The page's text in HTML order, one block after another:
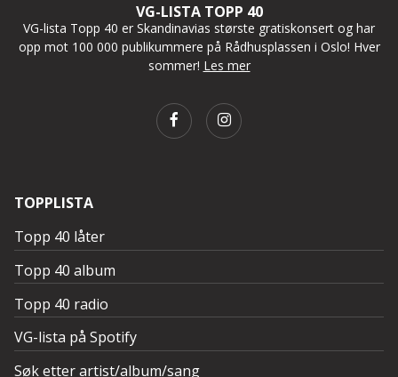
VG-LISTA TOPP 40
VG-lista Topp 40 er Skandinavias største gratiskonsert og har
opp mot 100 000 publikummere på Rådhusplassen i Oslo! Hver
sommer! Les mer
TOPPLISTA
Topp 40 låter
Topp 40 album
Topp 40 radio
VG-lista på Spotify
Søk etter artist/album/sang